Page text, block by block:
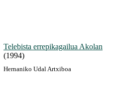
Telebista errepikagailua Akolan
(1994)
Hernaniko Udal Artxiboa